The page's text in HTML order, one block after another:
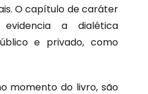
O capítulo de caráter
evidencia a dialética
e privado, como
momento do livro, são